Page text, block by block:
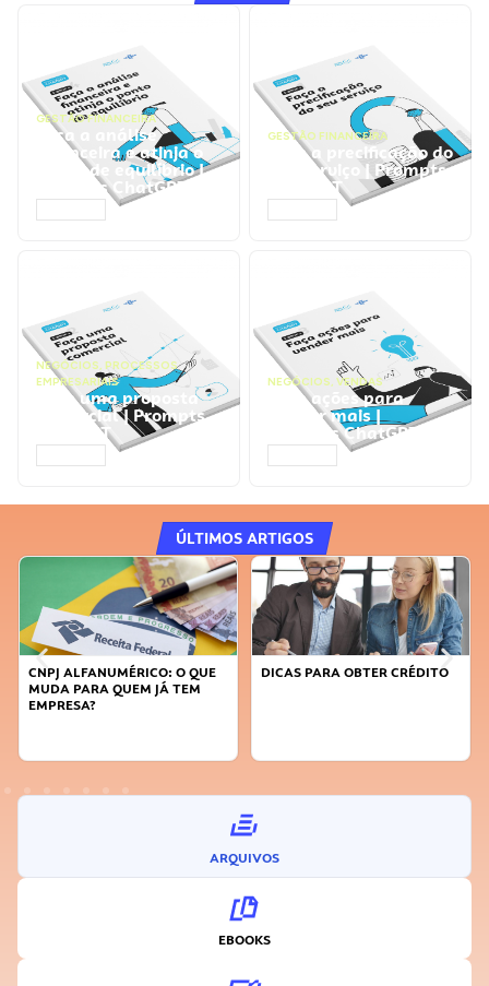
GESTÃO FINANCEIRA
Faça a análise
financeira e atinja o
ponto de equilíbrio |
Prompts ChatGPT
GESTÃO FINANCEIRA
Faça a precificação do
seu serviço | Prompts
ChatGPT
NEGÓCIOS, PROCESSOS
EMPRESARIAIS
Faça uma proposta
comercial | Prompts
ChatGPT
NEGÓCIOS, VENDAS
Faça ações para
vender mais |
Prompts ChatGPT
ÚLTIMOS ARTIGOS
DICAS PARA OBTER CRÉDITO
FAÇA A DIFERENÇA: SEJA
ARQUIVOS
EBOOKS